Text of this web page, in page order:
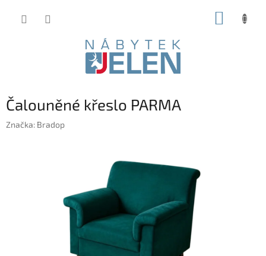
Čalouněné křeslo PARMA
Značka: Bradop